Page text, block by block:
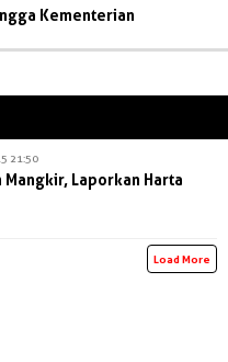
Kementerian
21:50
Mangkir, Laporkan Harta
Load More